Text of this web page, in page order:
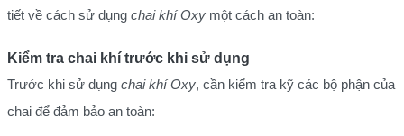
tiết về cách sử dụng chai khí Oxy một cách an toàn:
Kiểm tra chai khí trước khi sử dụng
Trước khi sử dụng chai khí Oxy, cần kiểm tra kỹ các bộ phận của
chai để đảm bảo an toàn: